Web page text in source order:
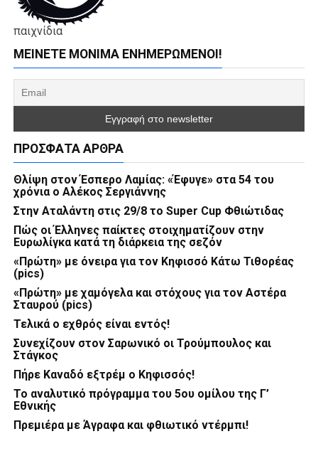
παιχνίδια
ΜΕΊΝΕΤΕ ΜΌΝΙΜΑ ΕΝΗΜΕΡΏΜΕΝΟΙ!
ΠΡΌΣΦΑΤΑ ΆΡΘΡΑ
Θλίψη στον Έσπερο Λαμίας: «Έφυγε» στα 54 του
χρόνια ο Αλέκος Σεργιάννης
Στην Αταλάντη στις 29/8 το Super Cup Φθιώτιδας
Πώς οι Έλληνες παίκτες στοιχηματίζουν στην
Ευρωλίγκα κατά τη διάρκεια της σεζόν
«Πρώτη» με όνειρα για τον Κηφισσό Κάτω Τιθορέας
(pics)
«Πρώτη» με χαμόγελα και στόχους για τον Αστέρα
Σταυρού (pics)
Τελικά ο εχθρός είναι εντός!
Συνεχίζουν στον Σαρωνικό οι Τρούμπουλος και
Στάγκος
Πήρε Καναδό εξτρέμ ο Κηφισσός!
Το αναλυτικό πρόγραμμα του 5ου ομίλου της Γ’
Εθνικής
Πρεμιέρα με Άγραφα και φθιωτικό ντέρμπι!